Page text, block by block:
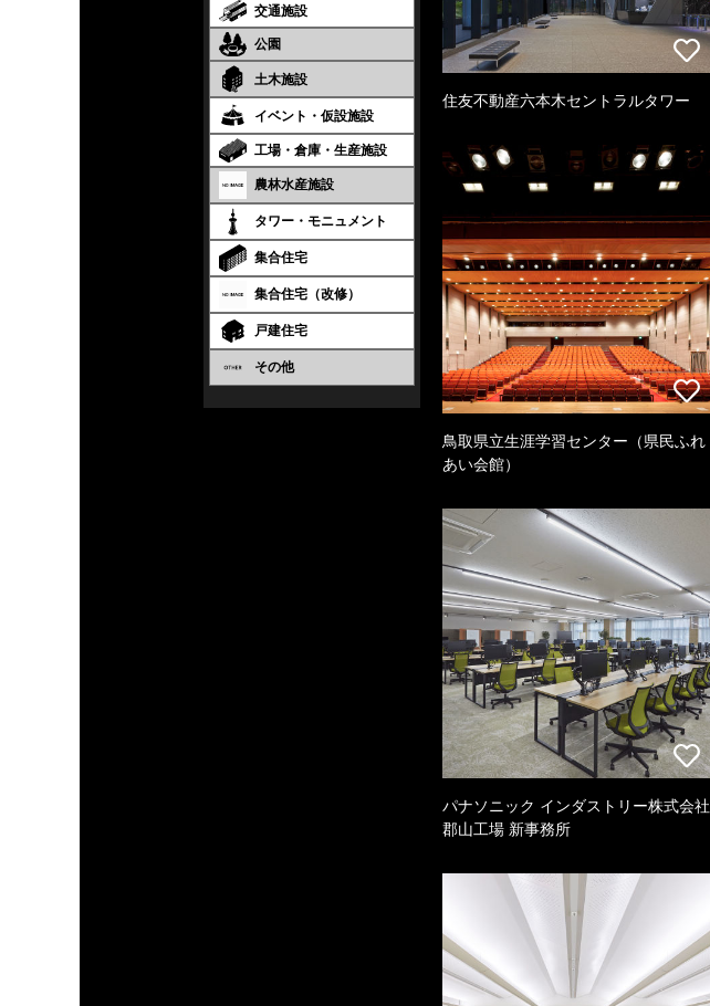
交通施設
公園
土木施設
イベント・仮設施設
工場・倉庫・生産施設
農林水産施設
タワー・モニュメント
集合住宅
集合住宅（改修）
戸建住宅
その他
住友不動産六本木セントラルタワー
鳥取県立生涯学習センター（県民ふれ
あい会館）
パナソニック インダストリー株式会社
郡山工場 新事務所